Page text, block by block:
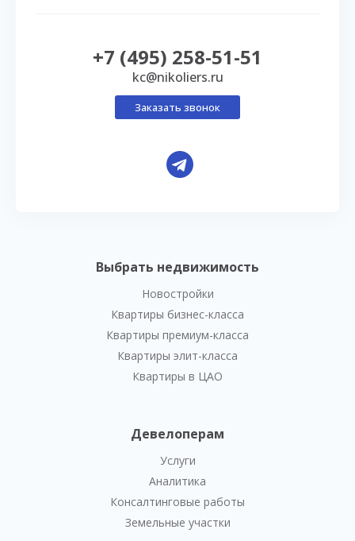
Выбрать недвижимость
Новостройки
Квартиры бизнес-класса
Квартиры премиум-класса
Квартиры элит-класса
Квартиры в ЦАО
Девелоперам
Услуги
Аналитика
Консалтинговые работы
Земельные участки
+7 (495) 258-51-51
kc@nikoliers.ru
Заказать звонок